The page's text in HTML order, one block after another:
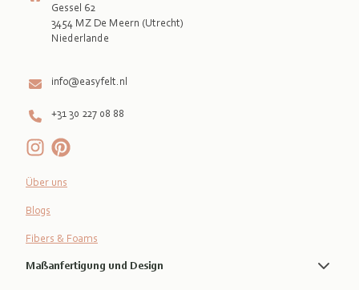
Gessel 62
3454 MZ De Meern (Utrecht)
Niederlande
info@easyfelt.nl
+31 30 227 08 88
Über uns
Blogs
Fibers & Foams
Maßanfertigung und Design